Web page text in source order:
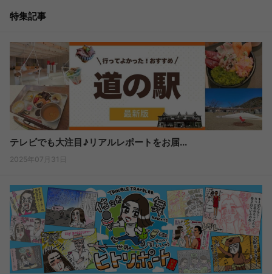
特集記事
テレビでも大注目♪リアルレポートをお届...
2025年07月31日